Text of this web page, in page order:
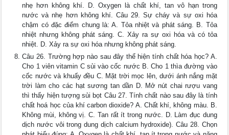
nhẹ hơn không khí. D. Oxygen là chất khí, tan vô hạn trong
nước và nhẹ hơn không khí. Câu 29. Sự cháy và sự oxi hóa
chậm có đặc điểm chung là: A. Tỏa nhiệt và phát sáng. B. Tỏa
nhiệt nhưng không phát sáng. C. Xảy ra sự oxi hóa và có tỏa
nhiệt. D. Xảy ra sự oxi hóa nhưng không phát sáng.
Câu 26. Trường hợp nào sau đây thể hiện tính chất hóa học? A.
Cho 1 viên vitamin C sủi vào cốc nước B. Cho 1 thìa đường vào
cốc nước và khuấy đều C. Mặt trời mọc lên, dưới ánh nắng mặt
trời làm cho các hạt sương tan dần D. Mở nút chai rượu vang
thì thấy hiện tượng sủi bọt Câu 27. Tính chất nào sau đây là tính
chất hoá học của khí carbon dioxide? A. Chất khí, không màu. B.
Không mùi, không vị. C. Tan rất ít trong nước. D. Làm đục dung
dịch nước vôi trong dung dịch calcium hydroxide). Câu 28. Chọn